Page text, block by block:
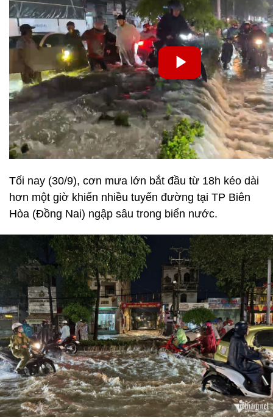
Tối nay (30/9), cơn mưa lớn bắt đầu từ 18h kéo dài
hơn một giờ khiến nhiều tuyến đường tại TP Biên
Hòa (Đồng Nai) ngập sâu trong biển nước.